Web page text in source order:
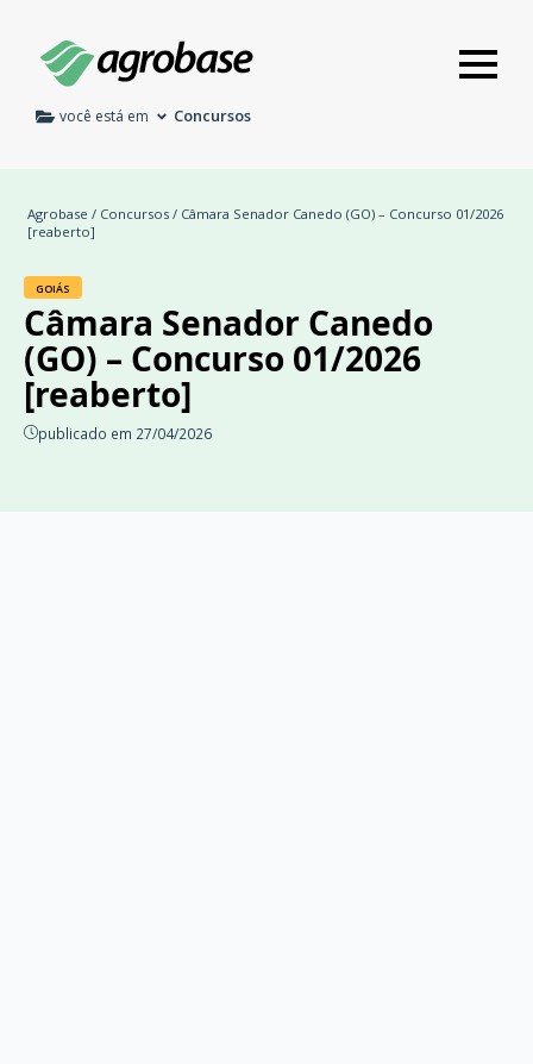
você está em Concursos
Agrobase / Concursos / Câmara Senador Canedo (GO) – Concurso 01/2026
[reaberto]
GOIÁS
Câmara Senador Canedo
(GO) – Concurso 01/2026
[reaberto]
publicado em 27/04/2026